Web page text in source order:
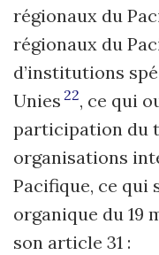
régionaux du
régionaux du
d’institutions
Unies 22, ce qui
participation du
organisations
Pacifique, ce qui
organique du 19
son article 31 :